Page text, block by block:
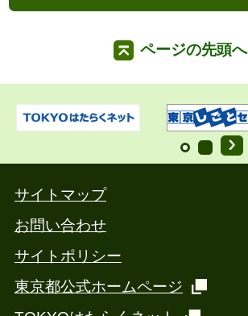
ページの先頭へ
サイトマップ
お問い合わせ
サイトポリシー
東京都公式ホームページ